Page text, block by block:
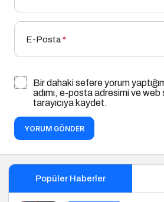
E-Posta*
Bir dahaki sefere yorum
adımı, e-posta adresimi ve
tarayıcıya kaydet.
YORUM GÖNDER
Popüler Haberler